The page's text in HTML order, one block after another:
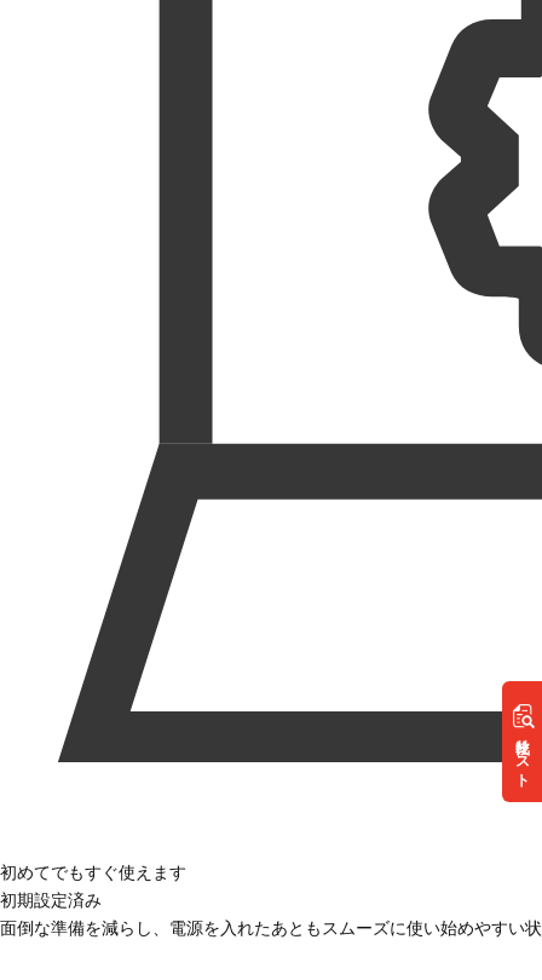
リスト
初めてでもすぐ使えます
初期設定済み
面倒な準備を減らし、電源を入れたあともスムーズに使い始めやすい